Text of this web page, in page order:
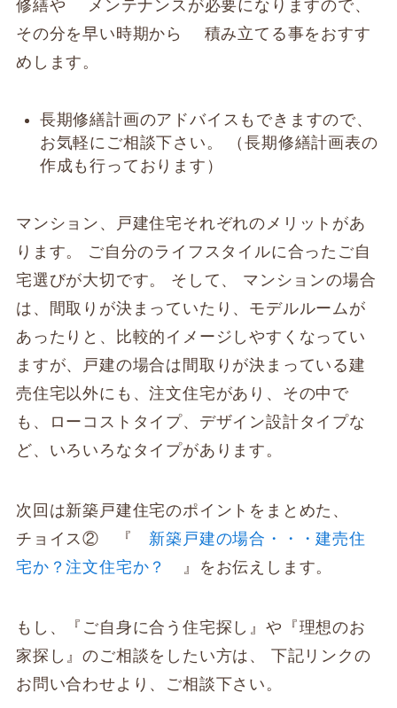
修繕や メンテナンスが必要になりますので、
その分を早い時期から 積み立てる事をおすす
めします。
長期修繕計画のアドバイスもできますので、
お気軽にご相談下さい。 （長期修繕計画表の
作成も行っております）
マンション、戸建住宅それぞれのメリットがあ
ります。 ご自分のライフスタイルに合ったご自
宅選びが大切です。 そして、 マンションの場合
は、間取りが決まっていたり、モデルルームが
あったりと、比較的イメージしやすくなってい
ますが、戸建の場合は間取りが決まっている建
売住宅以外にも、注文住宅があり、その中で
も、ローコストタイプ、デザイン設計タイプな
ど、いろいろなタイプがあります。
次回は新築戸建住宅のポイントをまとめた、
チョイス② 『 新築戸建の場合・・・建売住
宅か？注文住宅か？
』をお伝えします。
もし、『ご自身に合う住宅探し』や『理想のお
家探し』のご相談をしたい方は、 下記リンクの
お問い合わせより、ご相談下さい。